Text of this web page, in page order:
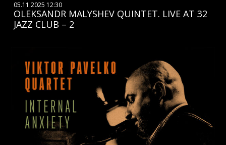
05.11.2025 12:30
OLEKSANDR MALYSHEV QUINTET. LIVE AT 32
JAZZ CLUB – 2